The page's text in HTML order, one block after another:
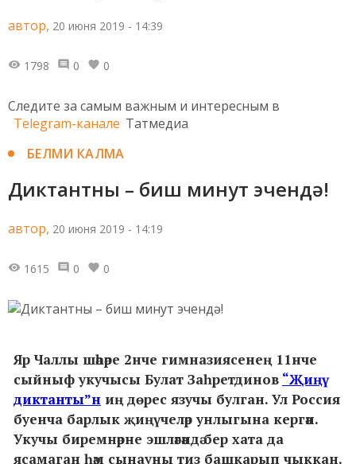
автор, 20 июня 2019 - 14:39
1798 0 0
Следите за самым важным и интересным в
Telegram-канале Татмедиа
БЕЛМИ КАЛМА
Диктантны – биш минут эчендә!
автор, 20 июня 2019 - 14:19
1615 0 0
Яр Чаллы шәһәре 2нче гимназиясенең 11нче
сыйныф укучысы Булат Заһретдинов “Җиңү
диктанты”н иң дөрес язучы булган. Ул Россия
буенча барлык җиңүчеләр унлыгына кергән.
Укучы биремнәрне эшләгәндә бер хата да
ясамаган һәм сынауны тиз башкарып чыккан.